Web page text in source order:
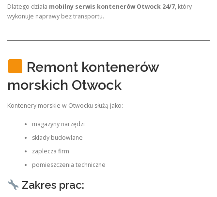
Dlatego działa mobilny serwis kontenerów Otwock 24/7, który
wykonuje naprawy bez transportu.
Remont kontenerów
morskich Otwock
Kontenery morskie w Otwocku służą jako:
magazyny narzędzi
składy budowlane
zaplecza firm
pomieszczenia techniczne
Zakres prac: